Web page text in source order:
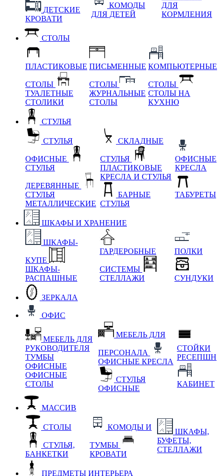
ДЕТСКИЕ
КРОВАТИ
КОМОДЫ
ДЛЯ ДЕТЕЙ
ДЛЯ
КОРМЛЕНИЯ
СТОЛЫ
ПЛАСТИКОВЫЕ
СТОЛЫ
ТУАЛЕТНЫЕ
СТОЛИКИ
ПИСЬМЕННЫЕ
СТОЛЫ
ЖУРНАЛЬНЫЕ
СТОЛЫ
КОМПЬЮТЕРНЫЕ
СТОЛЫ
СТОЛЫ НА
КУХНЮ
СТУЛЬЯ
СТУЛЬЯ
ОФИСНЫЕ
СТУЛЬЯ
ДЕРЕВЯННЫЕ
СТУЛЬЯ
МЕТАЛЛИЧЕСКИЕ
СКЛАДНЫЕ
СТУЛЬЯ
ПЛАСТИКОВЫЕ
КРЕСЛА И СТУЛЬЯ
БАРНЫЕ
СТУЛЬЯ
ОФИСНЫЕ
КРЕСЛА
ТАБУРЕТЫ
ШКАФЫ И ХРАНЕНИЕ
ШКАФЫ-
КУПЕ
ШКАФЫ-
РАСПАШНЫЕ
ГАРДЕРОБНЫЕ
СИСТЕМЫ
СТЕЛЛАЖИ
ПОЛКИ
СУНДУКИ
ЗЕРКАЛА
ОФИС
МЕБЕЛЬ ДЛЯ
РУКОВОДИТЕЛЯ
ТУМБЫ
ОФИСНЫЕ
ОФИСНЫЕ
СТОЛЫ
МЕБЕЛЬ ДЛЯ
ПЕРСОНАЛА
ОФИСНЫЕ КРЕСЛА
СТУЛЬЯ
ОФИСНЫЕ
СТОЙКИ
РЕСЕПШН
КАБИНЕТ
МАССИВ
СТОЛЫ
СТУЛЬЯ,
БАНКЕТКИ
КОМОДЫ И
ТУМБЫ
КРОВАТИ
ШКАФЫ,
БУФЕТЫ,
СТЕЛЛАЖИ
ПРЕДМЕТЫ ИНТЕРЬЕРА